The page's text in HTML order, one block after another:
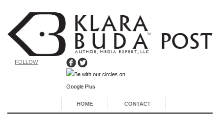
FOLLOW
HOME CONTACT